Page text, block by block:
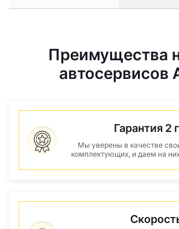
Преимущества
автосервисов
Гарантия 2
Мы уверены в качестве
комплектующих, и даем на